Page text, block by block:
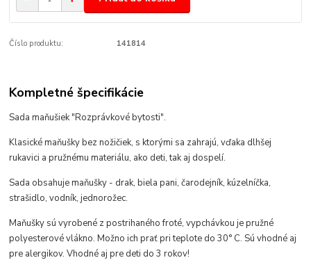
Číslo produktu: 141814
Kompletné špecifikácie
Sada maňušiek "Rozprávkové bytosti".
Klasické maňušky bez nožičiek, s ktorými sa zahrajú, vďaka dlhšej
rukavici a pružnému materiálu, ako deti, tak aj dospelí.
Sada obsahuje maňušky - drak, biela pani, čarodejník, kúzelníčka,
strašidlo, vodník, jednorožec.
Maňušky sú vyrobené z postrihaného froté, vypchávkou je pružné
polyesterové vlákno. Možno ich prať pri teplote do 30° C. Sú vhodné aj
pre alergikov. Vhodné aj pre deti do 3 rokov!